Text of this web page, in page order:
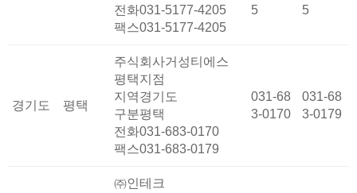
전화031-5177-4205
팩스031-5177-4205
5
5
경기도 평택
주식회사거성티에스
평택지점
지역경기도
구분평택
전화031-683-0170
팩스031-683-0179
031-68
3-0170
031-68
3-0179
㈜인테크